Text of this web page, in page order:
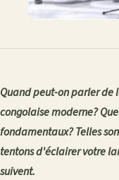
Quand peut-on parler de
congolaise moderne?
fondamentaux? Telles
tentons d'éclairer votre
suivent.